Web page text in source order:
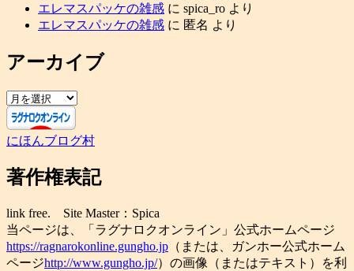
エレマスパッケの雑感 に spica_ro より
エレマスパッケの雑感 に 匿名 より
アーカイブ
ア
ー
カ
イ
にほんブログ村
著作権表記
link free. Site Master：Spica
当ページは、「ラグナロクオンライン」公式ホームページ
https://ragnarokonline.gungho.jp （または、ガンホー公式ホーム
ページhttp://www.gungho.jp/）の画像（またはテキスト）を利